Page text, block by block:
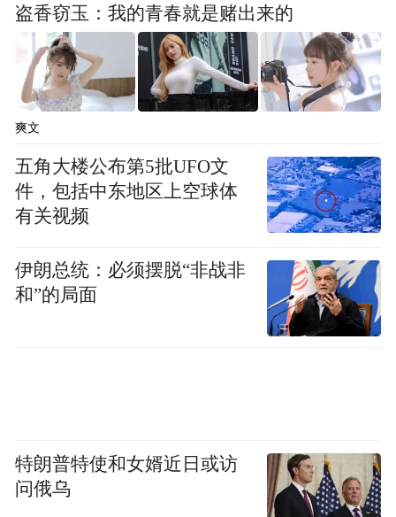
盗香窃玉：我的青春就是赌出来的
爽文
五角大楼公布第5批UFO文
件，包括中东地区上空球体
有关视频
伊朗总统：必须摆脱“非战非
和”的局面
特朗普特使和女婿近日或访
问俄乌